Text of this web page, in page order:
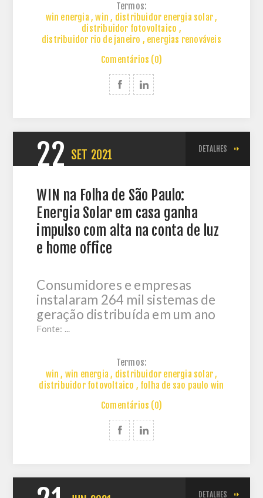
Termos:
win energia , win , distribuidor energia solar,
distribuidor fotovoltaico ,
distribuidor rio de janeiro , energias renováveis
Comentários (0)
22 SET 2021 DETALHES
WIN na Folha de São Paulo:
Energia Solar em casa ganha
impulso com alta na conta de luz
e home office
Consumidores e empresas
instalaram 264 mil sistemas de
geração distribuída em um ano
Fonte: ...
Termos:
win , win energia , distribuidor energia solar,
distribuidor fotovoltaico , folha de sao paulo win
Comentários (0)
DETALHES